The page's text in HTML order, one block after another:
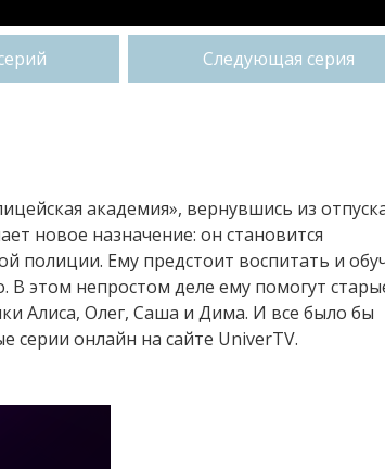
Следующая серия
академия», вернувшись из
новое назначение: он становится
полиции. Ему предстоит воспитать и
В этом непростом деле ему помогут
Алиса, Олег, Саша и Дима. И все было бы
онлайн на сайте UniverTV.